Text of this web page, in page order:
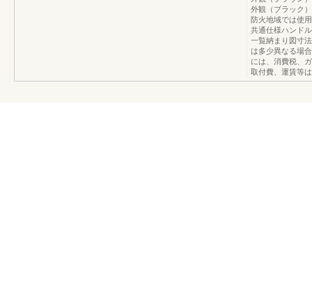
外観（ブラック
防火地域では使
共通仕様ハンド
一覧納まり図寸
は多少異なる場
には、消費税、
取付費、運賃等